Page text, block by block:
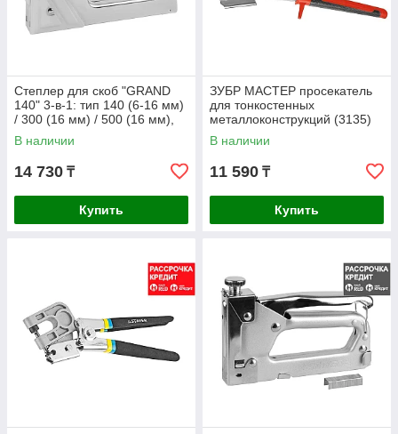
Степлер для скоб "GRAND
140" 3-в-1: тип 140 (6-16 мм)
/ 300 (16 мм) / 500 (16 мм),
KRAFTOOL (3185)
В наличии
14 730 ₸
Купить
ЗУБР МАСТЕР просекатель
для тонкостенных
металлоконструкций (3135)
В наличии
11 590 ₸
Купить